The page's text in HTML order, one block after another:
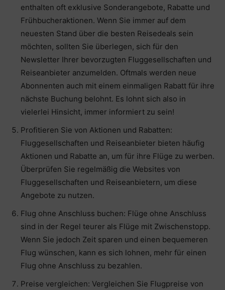
enthalten oft exklusive Sonderangebote, Rabatte und
Frühbucheraktionen. Wenn Sie immer auf dem
neuesten Stand über die besten Reisedeals sein
möchten, sollten Sie überlegen, sich für den
Newsletter Ihrer bevorzugten Fluggesellschaften und
Reiseanbieter anzumelden. Oftmals werden neue
Abonnenten auch mit einem einmaligen Rabatt für ihre
nächste Buchung belohnt. Es lohnt sich also in
vielerlei Hinsicht, immer informiert zu sein!
Profitieren Sie von Aktionen und Rabatten:
Fluggesellschaften und Reiseanbieter bieten häufig
Aktionen und Rabatte an, um für ihre Flüge zu werben.
Überprüfen Sie regelmäßig die Websites von
Fluggesellschaften und Reiseanbietern, um diese
Angebote zu nutzen.
Flug ohne Anschluss buchen: Flüge ohne Anschluss
sind in der Regel teurer als Flüge mit Zwischenstopp.
Wenn Sie jedoch Zeit sparen und einen bequemeren
Flug wünschen, kann es sich lohnen, mehr für einen
Flug ohne Anschluss zu bezahlen.
Preise vergleichen: Vergleichen Sie Flugpreise von